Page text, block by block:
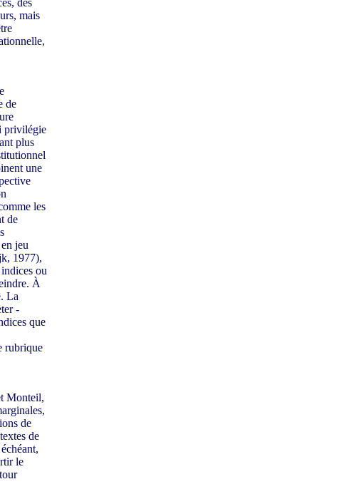
des
mais
de
privilégie
plus
une
les
de
jeu
1977),
indices ou
À
La
-
que
rubrique
Monteil,
de
de
le